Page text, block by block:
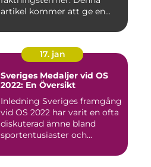
artikel kommer att ge en...
17. jan
Sveriges Medaljer vid OS
2022: En Översikt
Inledning Sveriges framgång
vid OS 2022 har varit en ofta
diskuterad ämne bland
sportentusiaster och...